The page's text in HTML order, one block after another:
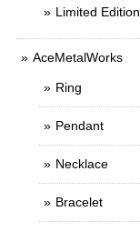
Limited Edition
AceMetalWorks
Ring
Pendant
Necklace
Bracelet